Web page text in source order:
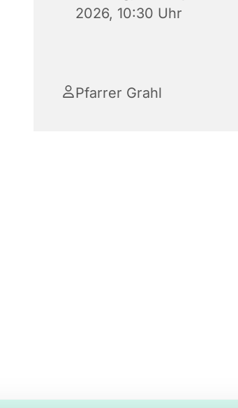
2026, 10:30 Uhr
Pfarrer Grahl